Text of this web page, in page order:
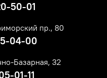
50-01
пр., 80
04-00
Базарная, 32
01-11